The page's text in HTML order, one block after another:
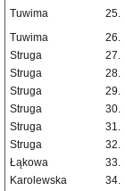
Tuwima
25.
Tuwima 26.
Struga
27.
Struga
28.
Struga
29.
Struga
30.
Struga
31.
Struga
32.
Łąkowa
33.
Karolewska
34.